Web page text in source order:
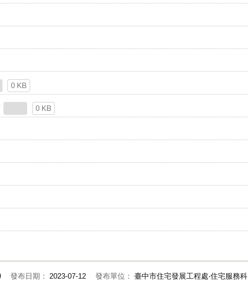
0 KB
0 KB
發布日期： 2023-07-12 發布單位： 臺中市住宅發展工程處‧住宅服務科